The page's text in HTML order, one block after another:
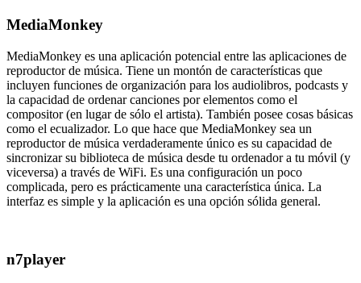
MediaMonkey
MediaMonkey es una aplicación potencial entre las aplicaciones de
reproductor de música. Tiene un montón de características que
incluyen funciones de organización para los audiolibros, podcasts y
la capacidad de ordenar canciones por elementos como el
compositor (en lugar de sólo el artista). También posee cosas básicas
como el ecualizador. Lo que hace que MediaMonkey sea un
reproductor de música verdaderamente único es su capacidad de
sincronizar su biblioteca de música desde tu ordenador a tu móvil (y
viceversa) a través de WiFi. Es una configuración un poco
complicada, pero es prácticamente una característica única. La
interfaz es simple y la aplicación es una opción sólida general.
n7player